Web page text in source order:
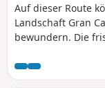
Auf dieser Route
Landschaft Gran
bewundern. Die
Unterholz und
Ausblicken